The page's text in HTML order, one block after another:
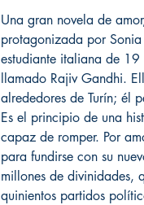
Una gran novela de
protagonizada por
estudiante italiana de
llamado Rajiv Gandhi.
alrededores de Turín; él
Es el principio de una
capaz de romper. Por
para fundirse con su
millones de divinidades,
quinientos partidos